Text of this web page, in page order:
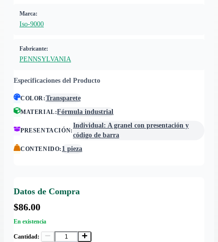
Marca:
Iso-9000
Fabricante:
PENNSYLVANIA
Especificaciones del Producto
COLOR:Transparete
MATERIAL:Fórmula industrial
PRESENTACIÓN:
Individual: A granel con presentación y
código de barra
CONTENIDO: 1 pieza
Datos de Compra
$86.00
En existencia
Cantidad: